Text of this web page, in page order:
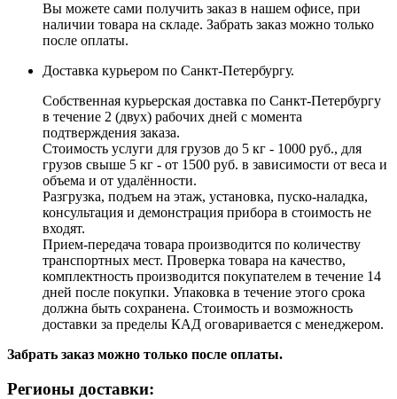
Вы можете сами получить заказ в нашем офисе, при
наличии товара на складе. Забрать заказ можно только
после оплаты.
Доставка курьером по Санкт-Петербургу.
Собственная курьерская доставка по Санкт-Петербургу
в течение 2 (двух) рабочих дней с момента
подтверждения заказа.
Стоимость услуги для грузов до 5 кг - 1000 руб., для
грузов свыше 5 кг - от 1500 руб. в зависимости от веса и
объема и от удалённости.
Разгрузка, подъем на этаж, установка, пуско-наладка,
консультация и демонстрация прибора в стоимость не
входят.
Прием-передача товара производится по количеству
транспортных мест. Проверка товара на качество,
комплектность производится покупателем в течение 14
дней после покупки. Упаковка в течение этого срока
должна быть сохранена. Стоимость и возможность
доставки за пределы КАД оговаривается с менеджером.
Забрать заказ можно только после оплаты.
Регионы доставки: